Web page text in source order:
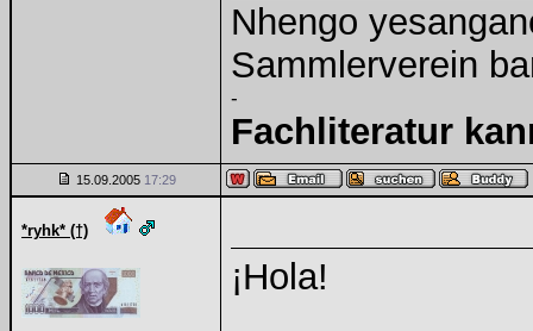
Nhengo
Sammlerverein
-
Fachliteratur
15.09.2005 17:29
*ryhk* (†)
¡Hola!